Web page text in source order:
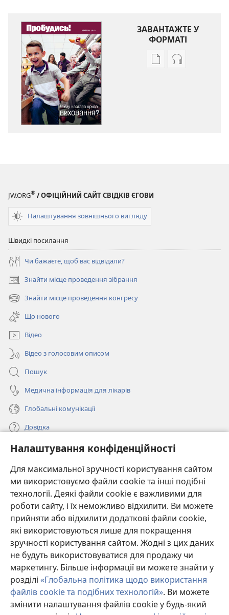
Налаштування конфіденційності
Для максимальної зручності користування сайтом
ми використовуємо файли cookie та інші подібні
технології. Деякі файли cookie є важливими для
роботи сайту, і їх неможливо відхилити. Ви можете
прийняти або відхилити додаткові файли cookie,
які використовуються лише для покращення
зручності користування сайтом. Жодні з цих даних
не будуть використовуватися для продажу чи
маркетингу. Більше інформації ви можете знайти у
розділі «Глобальна політика щодо використання
файлів cookie та подібних технологій». Ви можете
змінити налаштування файлів cookie у будь-який
ЗАВАНТАЖТЕ У
ФОРМАТІ
ПараметриПараметри
JW.ORG® / ОФІЦІЙНИЙ САЙТ СВІДКІВ ЄГОВИ
Налаштування зовнішнього вигляду
Швидкі посилання
Чи бажаєте, щоб вас відвідали?
Знайти місце проведення зібрання
(відкривається
у
новому
вікні)
Знайти місце проведення конгресу
(відкривається
новому
вікні)
Що нового
Відео
Відео з голосовим описом
Пошук
Медична інформація для лікарів
Глобальні комунікації
Довідка
Пожертви
(відкривається
у
вікні)
ОНЛАЙН-БІБЛІОТЕКА Товариства «Вартова башта»™
(відкривається
у
новому
вікні)
JW Hub ®
(відкривається
у
новомуJW Library
Watchtower Library
Copyright© 2026 Watch Tower Bible and Tract Society of Pennsylvania.
УМОВИ ВИКОРИСТАННЯ
ПОЛІТИКА КОНФІДЕНЦІЙНОСТІ